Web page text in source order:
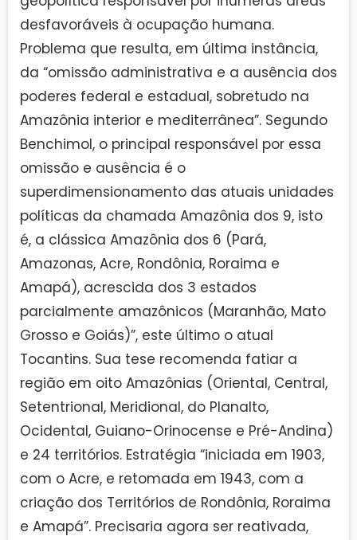
desfavoráveis à ocupação humana.
Problema que resulta, em última instância,
da “omissão administrativa e a ausência dos
poderes federal e estadual, sobretudo na
Amazônia interior e mediterrânea”. Segundo
Benchimol, o principal responsável por essa
omissão e ausência é o
superdimensionamento das atuais unidades
políticas da chamada Amazônia dos 9, isto
é, a clássica Amazônia dos 6 (Pará,
Amazonas, Acre, Rondônia, Roraima e
Amapá), acrescida dos 3 estados
parcialmente amazônicos (Maranhão, Mato
Grosso e Goiás)”, este último o atual
Tocantins. Sua tese recomenda fatiar a
região em oito Amazônias (Oriental, Central,
Setentrional, Meridional, do Planalto,
Ocidental, Guiano-Orinocense e Pré-Andina)
e 24 territórios. Estratégia “iniciada em 1903,
com o Acre, e retomada em 1943, com a
criação dos Territórios de Rondônia, Roraima
e Amapá”. Precisaria agora ser reativada,